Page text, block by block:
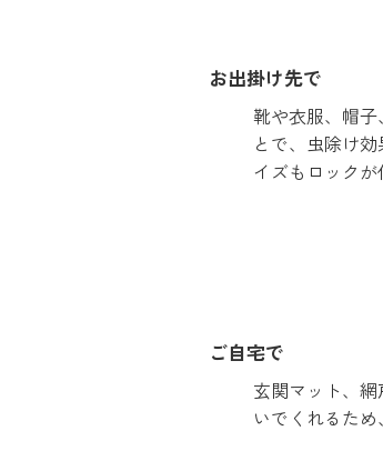
お出掛け先で
靴や衣服、帽
とで、虫除け
イズもロックが
ご自宅で
玄関マット、
いでくれるため